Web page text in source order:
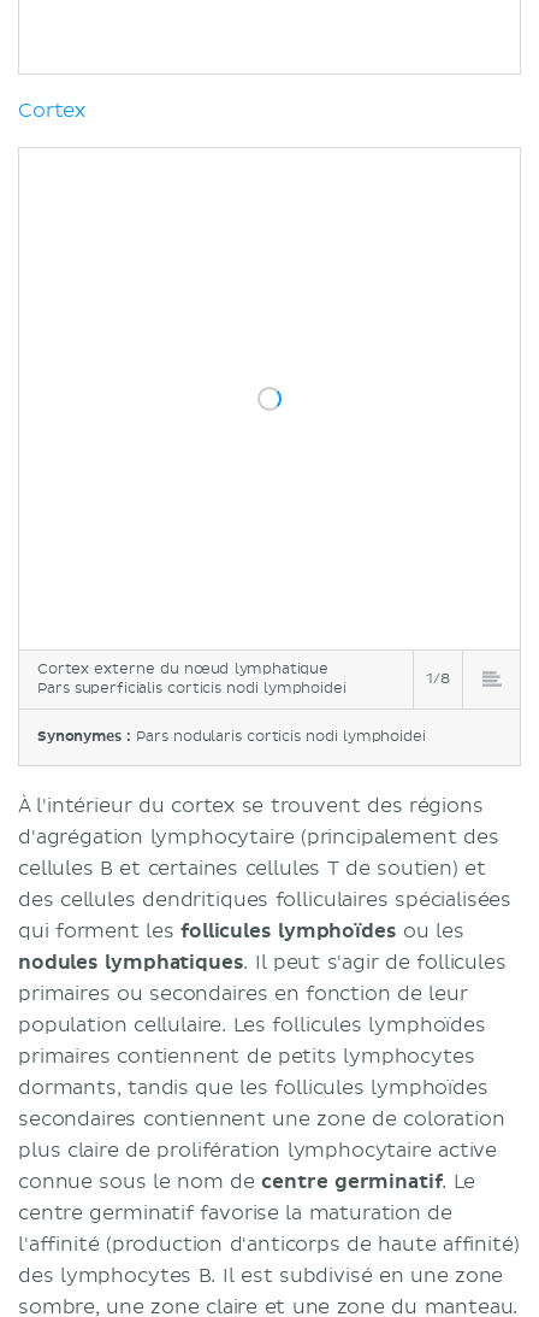
Cortex
Cortex externe du nœud lymphatique
Pars superficialis corticis nodi lymphoidei
1/8
Synonymes : Pars nodularis corticis nodi lymphoidei
À l'intérieur du cortex se trouvent des régions
d'agrégation lymphocytaire (principalement des
cellules B et certaines cellules T de soutien) et
des cellules dendritiques folliculaires spécialisées
qui forment lesfollicules lymphoïdes ou les
nodules lymphatiques. Il peut s'agir de follicules
primaires ou secondaires en fonction de leur
population cellulaire. Les follicules lymphoïdes
primaires contiennent de petits lymphocytes
dormants, tandis que les follicules lymphoïdes
secondaires contiennent une zone de coloration
plus claire de prolifération lymphocytaire active
connue sous le nom decentre germinatif. Le
centre germinatif favorise la maturation de
l'affinité (production d'anticorps de haute affinité)
des lymphocytes B. Il est subdivisé en une zone
sombre, une zone claire et une zone du manteau.